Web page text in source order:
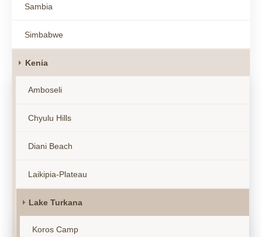
Sambia
Simbabwe
Kenia
Amboseli
Chyulu Hills
Diani Beach
Laikipia-Plateau
Lake Turkana
Koros Camp